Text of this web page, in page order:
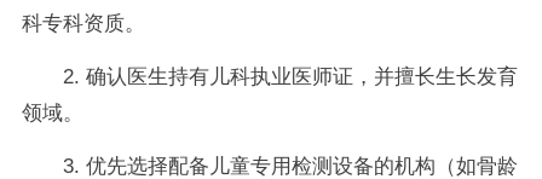
科专科资质。
2. 确认医生持有儿科执业医师证，并擅长生长发育
领域。
3. 优先选择配备儿童专用检测设备的机构（如骨龄